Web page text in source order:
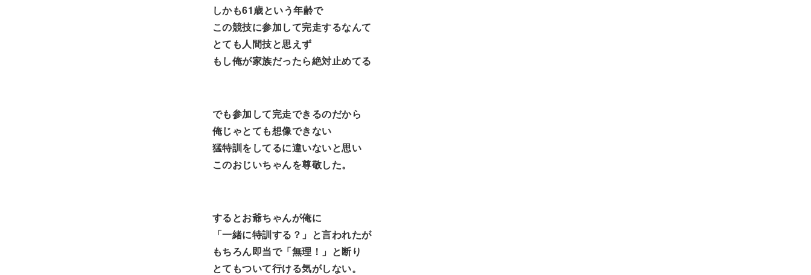
しかも61歳という年齢で
この競技に参加して完走するなんて
とても人間技と思えず
もし俺が家族だったら絶対止めてる
でも参加して完走できるのだから
俺じゃとても想像できない
猛特訓をしてるに違いないと思い
このおじいちゃんを尊敬した。
するとお爺ちゃんが俺に
「一緒に特訓する？」と言われたが
もちろん即当で「無理！」と断り
とてもついて行ける気がしない。